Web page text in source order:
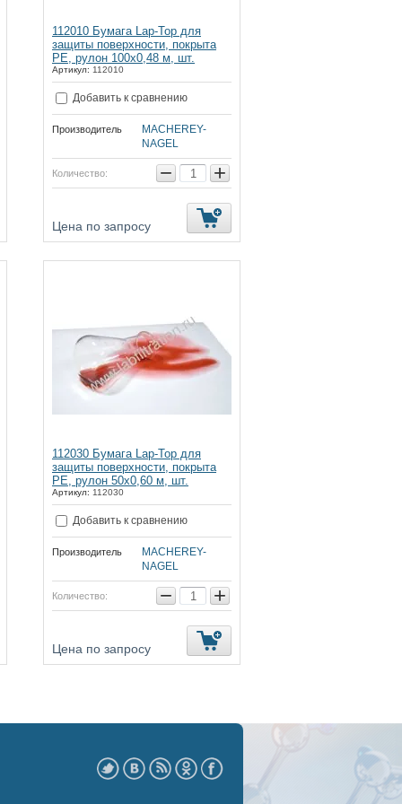
112010 Бумага Lap-Top для
защиты поверхности, покрыта
PE, рулон 100х0,48 м, шт.
Артикул: 112010
Добавить к сравнению
Производитель
MACHEREY-
NAGEL
Количество: − +
Цена по запросу
112030 Бумага Lap-Top для
защиты поверхности, покрыта
PE, рулон 50х0,60 м, шт.
Артикул: 112030
Добавить к сравнению
Производитель
MACHEREY-
NAGEL
Количество: − +
Цена по запросу